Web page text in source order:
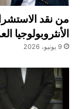
من نقد
الأنثروبولوجيا
9 يونيو، 2026